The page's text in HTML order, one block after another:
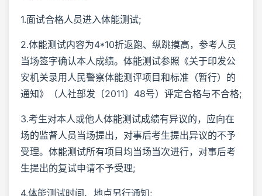
1.面试合格人员进入体能测试;
2.体能测试内容为4*10折返跑、纵跳摸高，参考人员
当场签字确认本人成绩。体能测试参照《关于印发公
安机关录用人民警察体能测评项目和标准（暂行）的
通知》（人社部发〔2011〕48号）评定合格与不合格;
3.考生对本人或他人体能测试成绩有异议的，应向在
场的监督人员当场提出，对事后考生提出异议的不予
受理。体能测试所有项目均当场当次进行，对事后考
生提出的复试申请不予受理;
4.体能测试时间、地点另行通知;